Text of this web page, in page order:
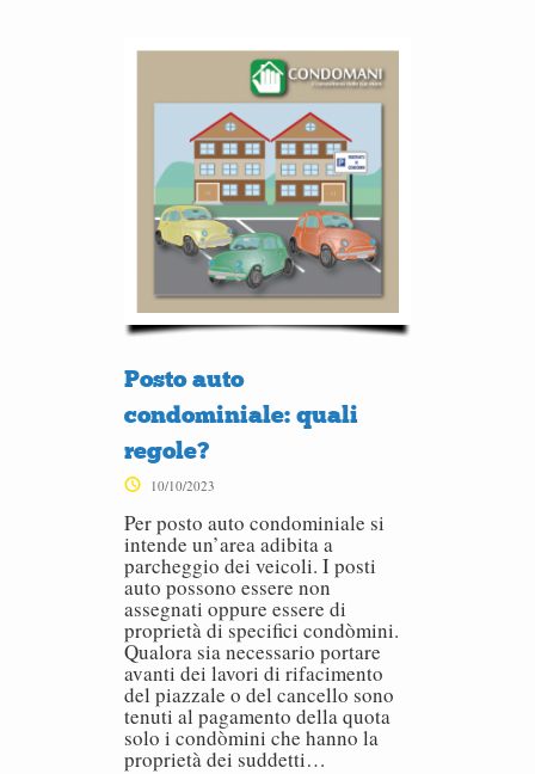
Posto auto
condominiale: quali
regole?
10/10/2023
Per posto auto condominiale si
intende un’area adibita a
parcheggio dei veicoli. I posti
auto possono essere non
assegnati oppure essere di
proprietà di specifici condòmini.
Qualora sia necessario portare
avanti dei lavori di rifacimento
del piazzale o del cancello sono
tenuti al pagamento della quota
solo i condòmini che hanno la
proprietà dei suddetti…